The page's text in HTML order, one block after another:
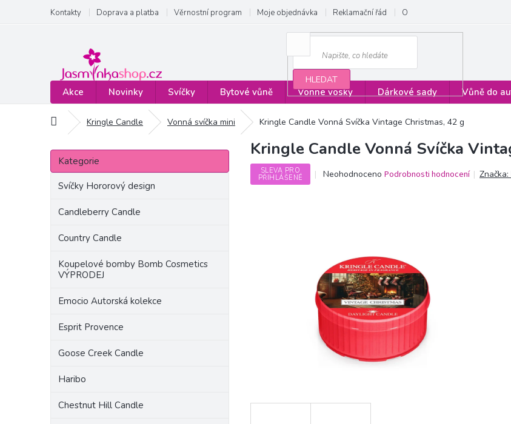
obsah
Kontakty Doprava a platba Věrnostní program Moje objednávka Reklamační řád Obchodní podmínky
HLEDAT
Akce Novinky Svíčky Bytové vůně Vonné vosky Dárkové sady Vůně do
Domů Kringle Candle Vonná svíčka mini Kringle Candle Vonná Svíčka Vintage Christmas, 42 g
P
s
Přeskočit
kategorie
Kategorie
Svíčky Hororový design
Candleberry Candle
Country Candle
Koupelové bomby Bomb Cosmetics
VÝPRODEJ
Emocio Autorská kolekce
Esprit Provence
Goose Creek Candle
Haribo
Chestnut Hill Candle
Kringle Candle Vonná Svíčka
SLEVA PRO
PŘIHLÁŠENÉ
Průměrné
Neohodnoceno Podrobnosti hodnocení Značka: